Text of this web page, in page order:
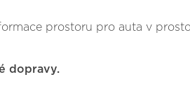
prostoru pro auta v
dopravy.